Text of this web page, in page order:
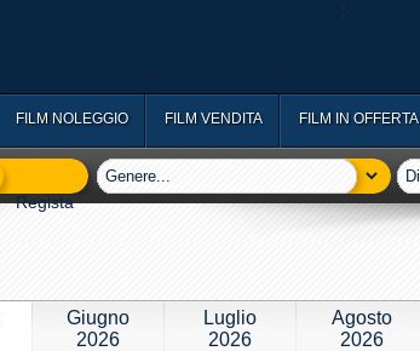
;
FILM NOLEGGIO FILM VENDITA FILM IN OFFERTA
Giugno
2026
Luglio
2026
Agosto
2026